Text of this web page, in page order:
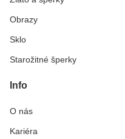
Obrazy
Sklo
Starožitné šperky
Info
O nás
Kariéra